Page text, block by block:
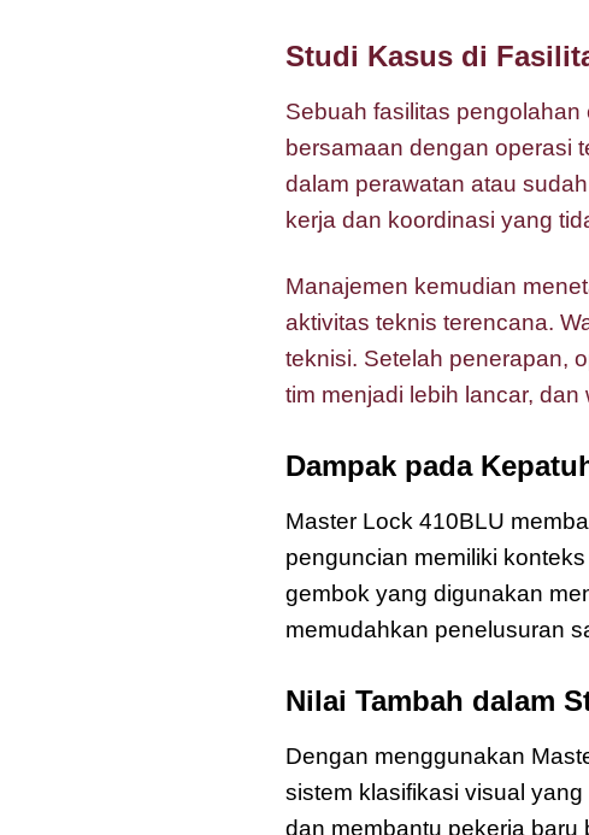
Studi Kasus di
Sebuah fasilitas
bersamaan dengan operasi
dalam perawatan atau
kerja dan koordinasi yang
Manajemen kemudian
aktivitas teknis terencana.
teknisi. Setelah penerapan,
tim menjadi lebih lancar,
Dampak pada
Master Lock 410BLU
penguncian memiliki
gembok yang digunakan
memudahkan penelusuran
Nilai Tambah dalam
Dengan menggunakan
sistem klasifikasi visual
dan membantu pekerja